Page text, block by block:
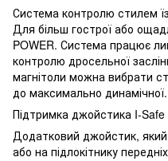
Система контролю стилем
Для більш гострої або
POWER. Система працює
контролю дросельної
магнітоли можна вибрати
до максимально динамічної.
Підтримка джойстика I-Safe
Додатковий джойстик, який
або на підлокітнику